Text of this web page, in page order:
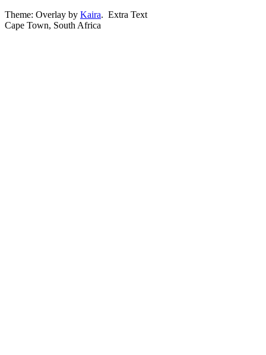
Theme: Overlay by Kaira. Extra Text
Cape Town, South Africa